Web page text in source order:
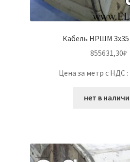
Кабель НРШМ
855631,30₽
Цена за метр с НДС :
нет в